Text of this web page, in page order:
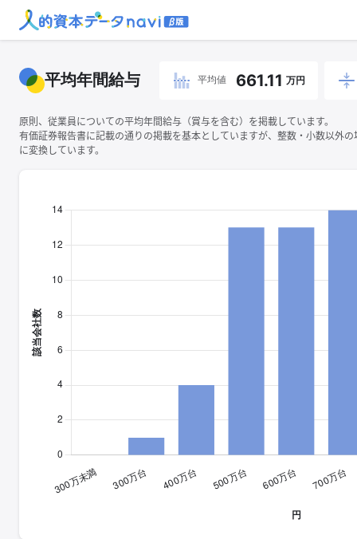
平均年間給与 平均値 661.11 万円
原則、従業員についての平均年間給与（賞与を含む）を掲載しています。
有価証券報告書に記載の通りの掲載を基本としていますが、整数・小数以外
に変換しています。